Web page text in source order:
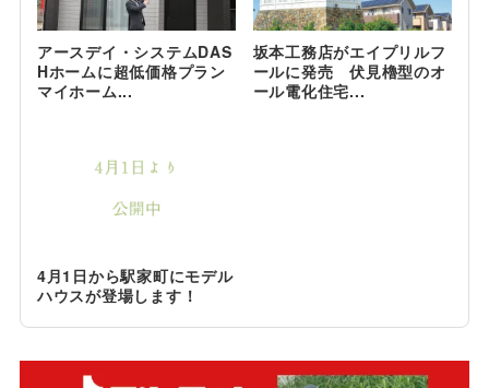
アースデイ・システムDAS
Hホームに超低価格プラン
マイホーム...
坂本工務店がエイプリルフ
ールに発売 伏見櫓型のオ
ール電化住宅...
4月1日から駅家町にモデル
ハウスが登場します！